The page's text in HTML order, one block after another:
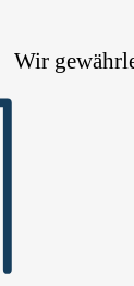
Wir